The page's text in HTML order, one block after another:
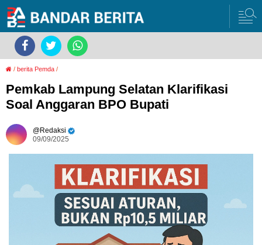
/ berita Pemda /
Pemkab Lampung Selatan Klarifikasi
Soal Anggaran BPO Bupati
Redaksi
09/09/2025